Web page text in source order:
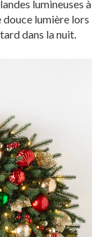
lumineuses à
douce lumière lors
dans la nuit.